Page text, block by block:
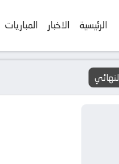
الرئيسية الاخبار المباريات